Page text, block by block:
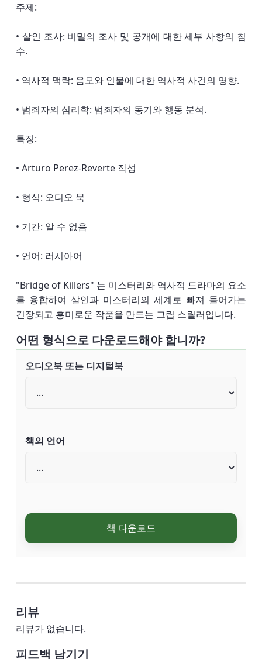
주제:
• 살인 조사: 비밀의 조사 및 공개에 대한 세부 사항의 침
수.
• 역사적 맥락: 음모와 인물에 대한 역사적 사건의 영향.
• 범죄자의 심리학: 범죄자의 동기와 행동 분석.
특징:
• Arturo Perez-Reverte 작성
• 형식: 오디오 북
• 기간: 알 수 없음
• 언어: 러시아어
"Bridge of Killers" 는 미스터리와 역사적 드라마의 요소
를 융합하여 살인과 미스터리의 세계로 빠져 들어가는
긴장되고 흥미로운 작품을 만드는 그립 스릴러입니다.
어떤 형식으로 다운로드해야 합니까?
오디오북 또는 디지털북
책의 언어
책 다운로드
리뷰
리뷰가 없습니다.
피드백 남기기